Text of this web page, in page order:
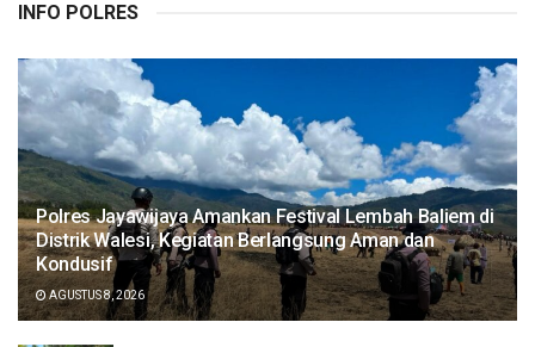
INFO POLRES
Polres Jayawijaya Amankan Festival Lembah Baliem di
Distrik Walesi, Kegiatan Berlangsung Aman dan
Kondusif
AGUSTUS 8, 2026